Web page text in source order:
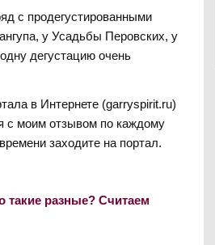
с продегустированными
у Усадьбы Перовских, у
дегустацию очень
в Интернете (garryspirit.ru)
с моим отзывом по каждому
заходите на портал.
такие разные? Считаем